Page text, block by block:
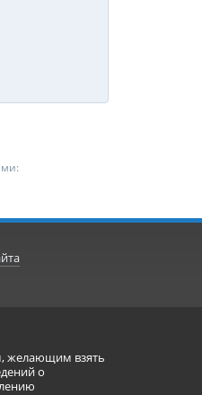
желающим взять
о